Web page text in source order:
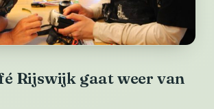
Rijswijk gaat weer van